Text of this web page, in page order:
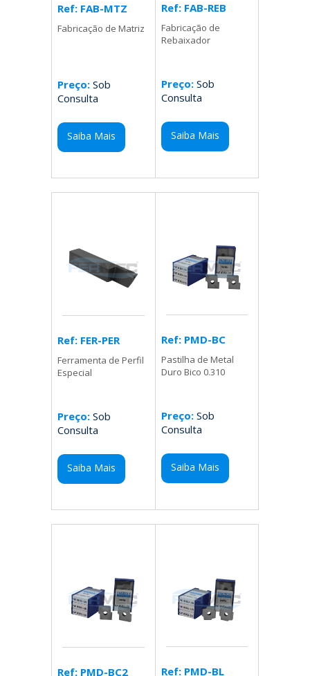
Ref: FAB-MTZ
Fabricação de Matriz
Preço: Sob
Consulta
Saiba Mais
Ref: FAB-REB
Fabricação de
Rebaixador
Preço:Sob
Consulta
Saiba Mais
Ref: FER-PER
Ferramenta de Perfil
Especial
Preço: Sob
Consulta
Saiba Mais
Ref: PMD-BC
Pastilha de Metal
Duro Bico 0.310
Preço:Sob
Consulta
Saiba Mais
Ref: PMD-BC2 Ref: PMD-BL